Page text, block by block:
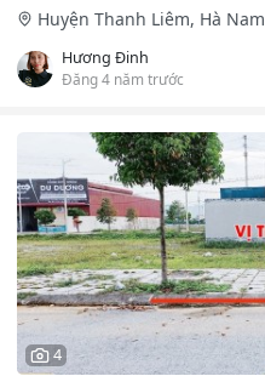
Huyện Thanh Liêm, Hà Nam
Hương Đinh
Đăng 4 năm trước
4